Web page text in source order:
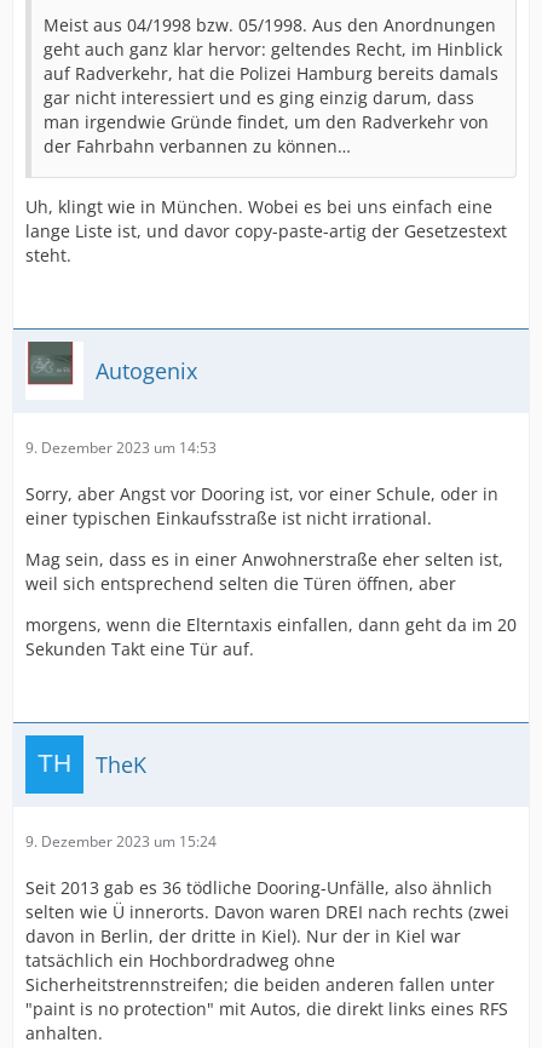
Meist aus 04/1998 bzw. 05/1998. Aus den Anordnungen
geht auch ganz klar hervor: geltendes Recht, im Hinblick
auf Radverkehr, hat die Polizei Hamburg bereits damals
gar nicht interessiert und es ging einzig darum, dass
man irgendwie Gründe findet, um den Radverkehr von
der Fahrbahn verbannen zu können…
Uh, klingt wie in München. Wobei es bei uns einfach eine
lange Liste ist, und davor copy-paste-artig der Gesetzestext
steht.
Autogenix
9. Dezember 2023 um 14:53
Sorry, aber Angst vor Dooring ist, vor einer Schule, oder in
einer typischen Einkaufsstraße ist nicht irrational.
Mag sein, dass es in einer Anwohnerstraße eher selten ist,
weil sich entsprechend selten die Türen öffnen, aber
morgens, wenn die Elterntaxis einfallen, dann geht da im 20
Sekunden Takt eine Tür auf.
TheK
9. Dezember 2023 um 15:24
Seit 2013 gab es 36 tödliche Dooring-Unfälle, also ähnlich
selten wie Ü innerorts. Davon waren DREI nach rechts (zwei
davon in Berlin, der dritte in Kiel). Nur der in Kiel war
tatsächlich ein Hochbordradweg ohne
Sicherheitstrennstreifen; die beiden anderen fallen unter
"paint is no protection" mit Autos, die direkt links eines RFS
anhalten.